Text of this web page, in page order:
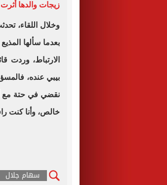
زيجات والدها
وخلال اللقاء،
بعدما سألها
الارتباط، وردت
بيبي عنده،
نقضي في حتة مع
خالص، وأنا كنت
سهام جلال